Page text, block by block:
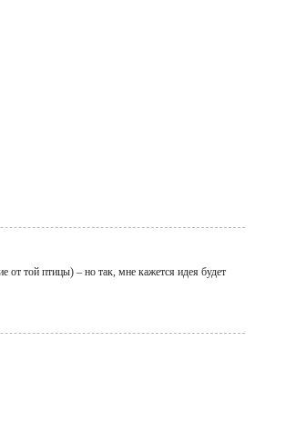
той птицы) – но так, мне кажется идея будет